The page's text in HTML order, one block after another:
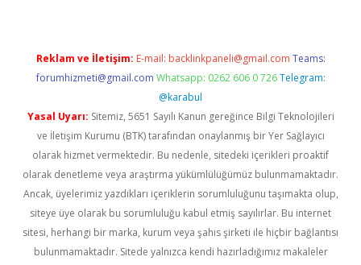
Reklam ve İletişim: E-mail: backlinkpaneli@gmail.com Teams:
forumhizmeti@gmail.com Whatsapp: 0262 606 0 726 Telegram:
@karabul
Yasal Uyarı: Sitemiz, 5651 Sayılı Kanun gereğince Bilgi Teknolojileri
ve İletişim Kurumu (BTK) tarafından onaylanmış bir Yer Sağlayıcı
olarak hizmet vermektedir. Bu nedenle, sitedeki içerikleri proaktif
olarak denetleme veya araştırma yükümlülüğümüz bulunmamaktadır.
Ancak, üyelerimiz yazdıkları içeriklerin sorumluluğunu taşımakta olup,
siteye üye olarak bu sorumluluğu kabul etmiş sayılırlar. Bu internet
sitesi, herhangi bir marka, kurum veya şahıs şirketi ile hiçbir bağlantısı
bulunmamaktadır. Sitede yalnızca kendi hazırladığımız makaleler